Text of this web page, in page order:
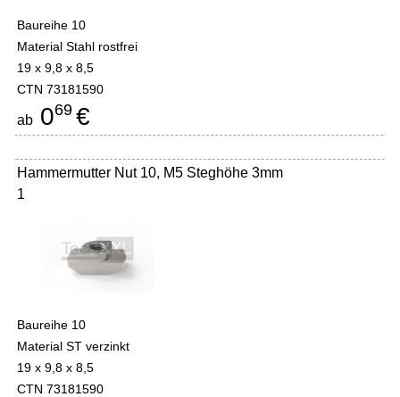
Baureihe 10
Material Stahl rostfrei
19 x 9,8 x 8,5
CTN 73181590
ab 069 €
Hammermutter Nut 10, M5 Steghöhe 3mm
1
Baureihe 10
Material ST verzinkt
19 x 9,8 x 8,5
CTN 73181590